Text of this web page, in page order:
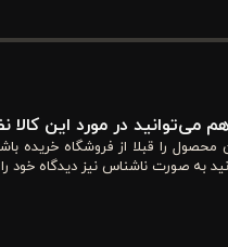
و ساده، جلوه‌ای متعادل و
از:
می‌توانید در مورد این کالا
محصول را قبلا از فروشگاه خریده
به صورت ناشناس نیز دیدگاه خود